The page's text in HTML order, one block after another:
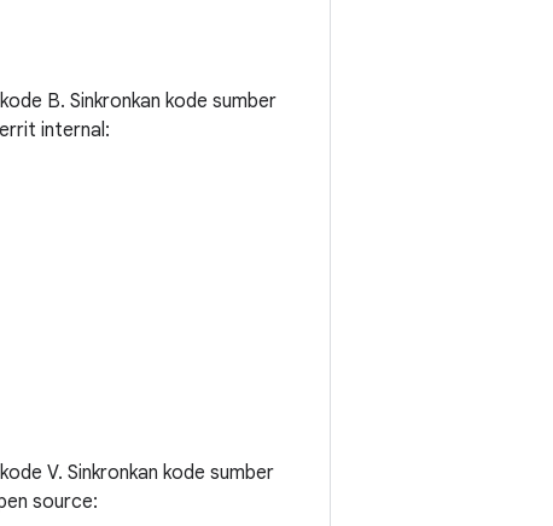
B. Sinkronkan kode sumber
internal:
V. Sinkronkan kode sumber
source: